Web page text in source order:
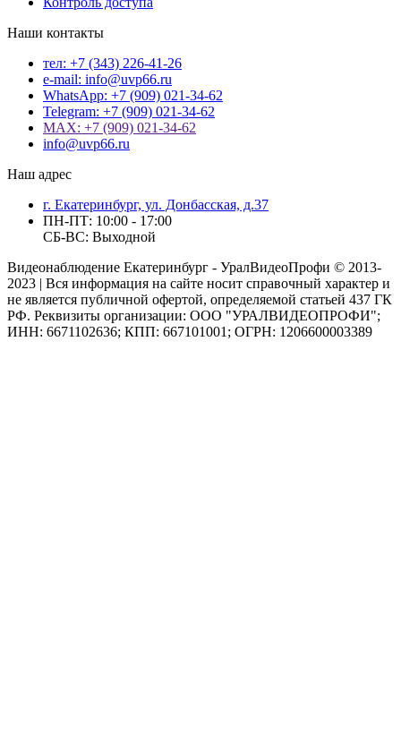
Наши контакты
тел: +7 (343) 226-41-26
e-mail: info@uvp66.ru
WhatsApp: +7 (909) 021-34-62
Telegram: +7 (909) 021-34-62
MAX: +7 (909) 021-34-62
info@uvp66.ru
Наш адрес
г. Екатеринбург, ул. Донбасская, д.37
ПН-ПТ: 10:00 - 17:00
СБ-ВС: Выходной
Видеонаблюдение Екатеринбург - УралВидеоПрофи © 2013-
2023 | Вся информация на сайте носит справочный характер и
не является публичной офертой, определяемой статьей 437 ГК
РФ. Реквизиты организации: ООО "УРАЛВИДЕОПРОФИ";
ИНН: 6671102636; КПП: 667101001; ОГРН: 1206600003389